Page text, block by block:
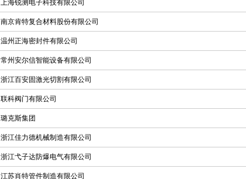
上海锐测电子科技有限公司
南京肯特复合材料股份有限公司
温州正海密封件有限公司
常州安尔信智能设备有限公司
浙江百安固激光切割有限公司
联科阀门有限公司
璐克斯集团
浙江佳力德机械制造有限公司
浙江弋子达防爆电气有限公司
江苏肖特管件制造有限公司